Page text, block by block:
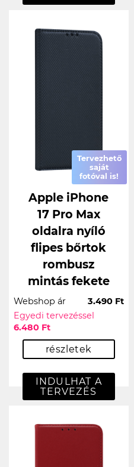
Tervezhető
saját
fotóval is!
Apple iPhone
17 Pro Max
oldalra nyíló
flipes bőrtok
rombusz
mintás fekete
Webshop ár
3.490 Ft
Egyedi tervezéssel
6.480 Ft
részletek
INDULHAT A
TERVEZÉS